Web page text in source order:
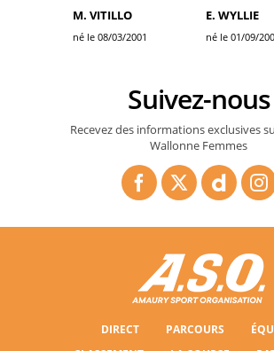
M. VITILLO
né le 08/03/2001
E. WYLLIE
né le 01/09/
Suivez-nous
Recevez des informations exclusives
Wallonne Femmes
DIRECT PARCOURS